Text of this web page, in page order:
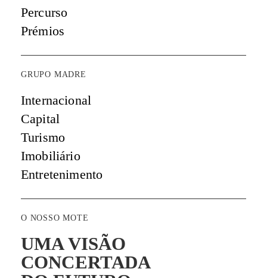
Percurso
Prémios
GRUPO MADRE
Internacional
Capital
Turismo
Imobiliário
Entretenimento
O NOSSO MOTE
UMA VISÃO
CONCERTADA